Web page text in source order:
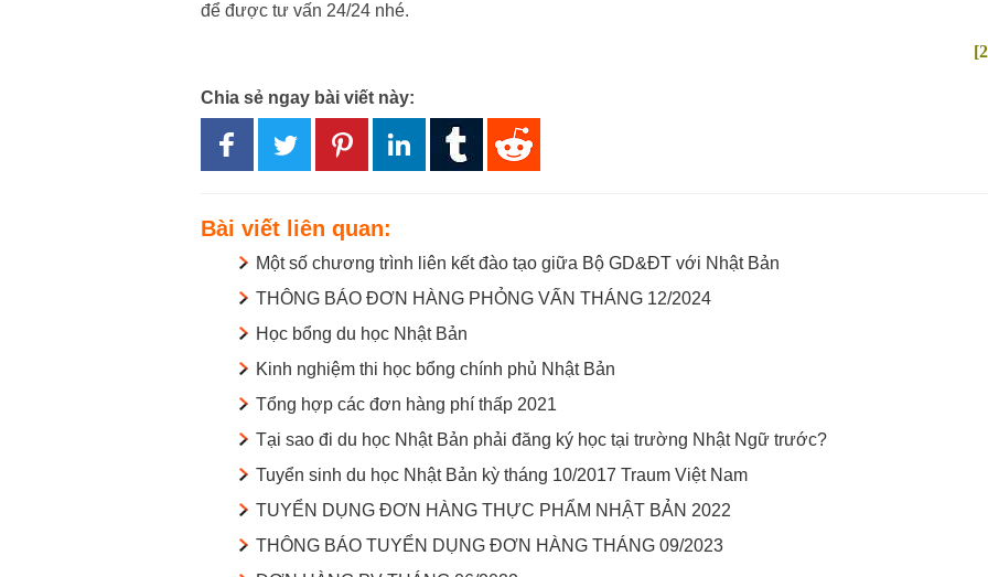
để được tư vấn 24/24 nhé.
Chia sẻ ngay bài viết này:
Bài viết liên quan:
Một số chương trình liên kết đào tạo giữa Bộ GD&ĐT với Nhật Bản
THÔNG BÁO ĐƠN HÀNG PHỎNG VẤN THÁNG 12/2024
Học bổng du học Nhật Bản
Kinh nghiệm thi học bổng chính phủ Nhật Bản
Tổng hợp các đơn hàng phí thấp 2021
Tại sao đi du học Nhật Bản phải đăng ký học tại trường Nhật Ngữ trước?
Tuyển sinh du học Nhật Bản kỳ tháng 10/2017 Traum Việt Nam
TUYỂN DỤNG ĐƠN HÀNG THỰC PHẨM NHẬT BẢN 2022
THÔNG BÁO TUYỂN DỤNG ĐƠN HÀNG THÁNG 09/2023